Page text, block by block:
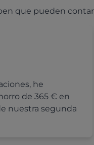
que pueden
he
de 365 € en
nuestra segunda